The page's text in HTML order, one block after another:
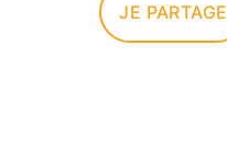
JE PARTAGE